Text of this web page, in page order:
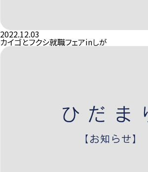
2022.12.03
カイゴとフクシ就職フェアinしが